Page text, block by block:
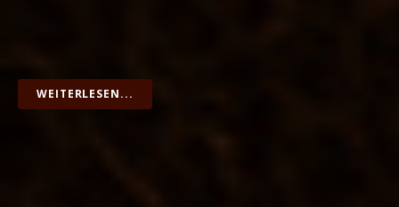
WEITERLESEN...